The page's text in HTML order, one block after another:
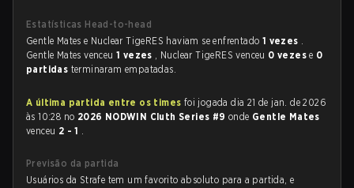
Estatísticas Head-to-head
Gentle Mates e Nuclear TigeRES haviam se enfrentado 1 vezes .
Gentle Mates venceu1 vezes , Nuclear TigeRES venceu 0 vezese 0
partidas terminaram empatadas.
A última partida entre os times foi jogada dia 21 de jan. de 2026
às 10:28 no 2026 NODWIN Cluth Series #9onde Gentle Mates
venceu 2 - 1 .
Previsão da partida
Usuários da Strafe tem um favorito absoluto para a partida, e